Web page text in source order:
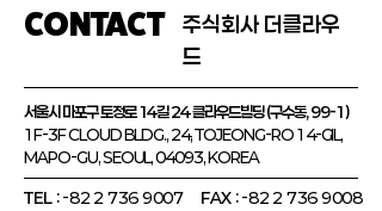
CONTACT
​주식회사 더클라우
드
​서울시 마포구 토정로 14길 24 클라우드빌딩 (구수동, 99-1)
1F-3F CLOUD BLDG., 24, TOJEONG-RO 14-GIL,
MAPO-GU, SEOUL, 04093, KOREA
TEL :-822 736 9007 FAX :-822 736 9008